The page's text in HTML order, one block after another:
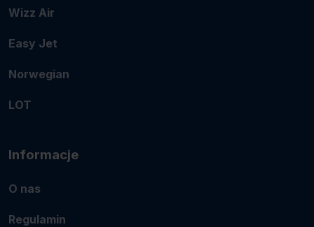
Wizz Air
Easy Jet
Norwegian
LOT
Informacje
O nas
Regulamin